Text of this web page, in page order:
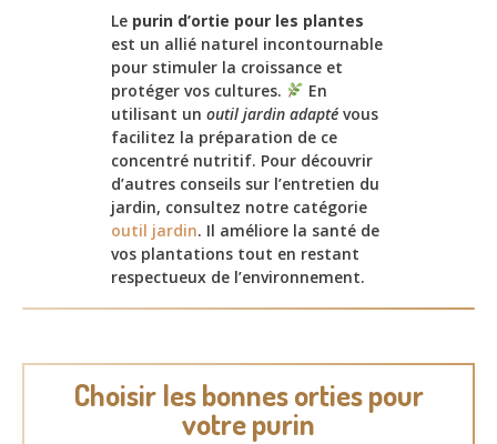
Le purin d’ortie pour les plantes
est un allié naturel incontournable
pour stimuler la croissance et
protéger vos cultures.
En
utilisant un outil jardin adapté vous
facilitez la préparation de ce
concentré nutritif. Pour découvrir
d’autres conseils sur l’entretien du
jardin, consultez notre catégorie
outil jardin. Il améliore la santé de
vos plantations tout en restant
respectueux de l’environnement.
Choisir les bonnes orties pour
votre purin